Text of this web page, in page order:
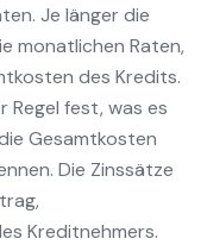
Je länger die
monatlichen Raten,
des Kredits.
Regel fest, was es
Gesamtkosten
Die Zinssätze
Kreditnehmers.